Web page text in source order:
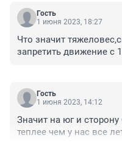
Гость
1 июня 2023, 18:27
Что значит
запретить движение с
Гость
1 июня 2023, 14:12
Значит на юг и сторону
теплее чем у нас все